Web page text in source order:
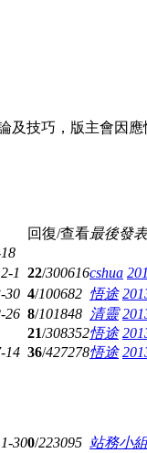
技巧，版主會因應
回復/查看最後發表
1 22/300616cshua
30 4/100682 悟途
26 8/101848 清靈
21/308352悟途
14 36/427278悟途
300/223095 站務小組